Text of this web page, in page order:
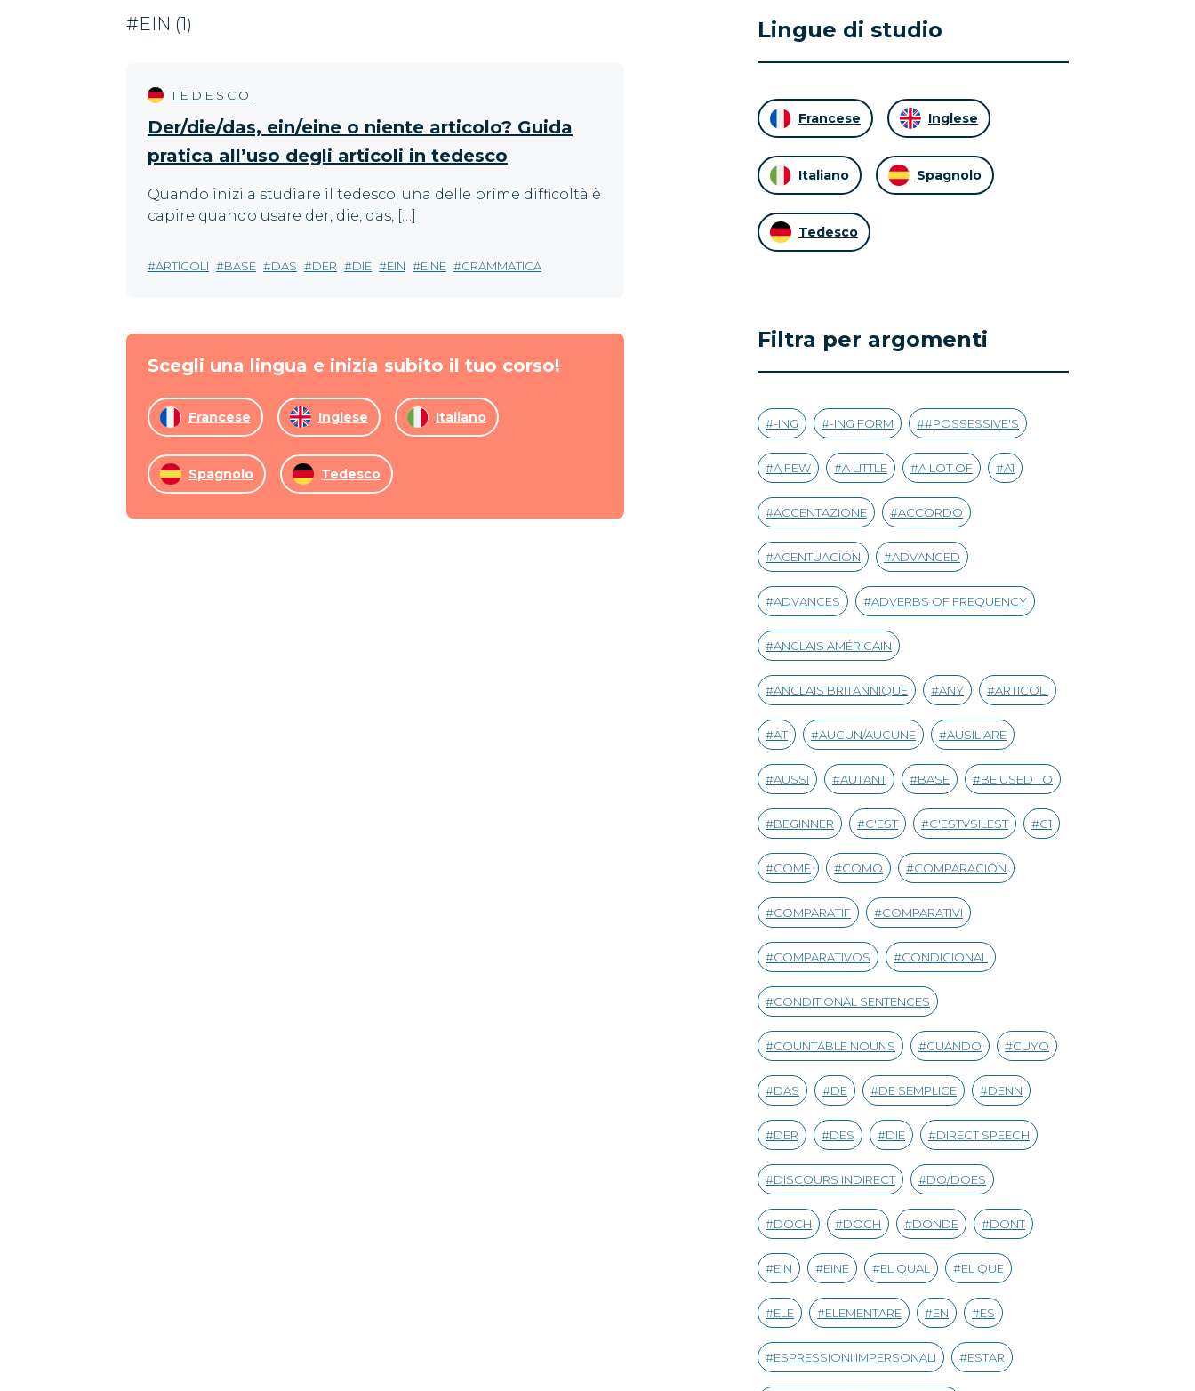
#EIN (1)
TEDESCO
Der/die/das, ein/eine o niente articolo? Guida
pratica all’uso degli articoli in tedesco
Quando inizi a studiare il tedesco, una delle prime difficoltà è
capire quando usare der, die, das, […]
ARTICOLI BASE DAS DER DIE EIN EINE GRAMMATICA
Scegli una lingua e inizia subito il tuo corso!
Francese Inglese Italiano
Spagnolo Tedesco
Lingue di studio
Francese Inglese
Italiano Spagnolo
Tedesco
Filtra per argomenti
-ING -ING FORM #POSSESSIVE'S
A FEW A LITTLE A LOT OF A1
ACCENTAZIONE ACCORDO
ACENTUACIÓN ADVANCED
ADVANCES ADVERBS OF FREQUENCY
ANGLAIS AMÉRICAIN
ANGLAIS BRITANNIQUE ANY ARTICOLI
AT AUCUN/AUCUNE AUSILIARE
AUSSI AUTANT BASE BE USED TO
BEGINNER C'EST C'ESTVSILEST C1
COME COMO COMPARACIÓN
COMPARATIF COMPARATIVI
COMPARATIVOS CONDICIONAL
CONDITIONAL SENTENCES
COUNTABLE NOUNS CUANDO CUYO
DAS DE DE SEMPLICE DENN
DER DES DIE DIRECT SPEECH
DISCOURS INDIRECT DO/DOES
DOCH DOCH DONDE DONT
EIN EINE EL QUAL EL QUE
ELE ELEMENTARE EN ES
ESPRESSIONI IMPERSONALI ESTAR